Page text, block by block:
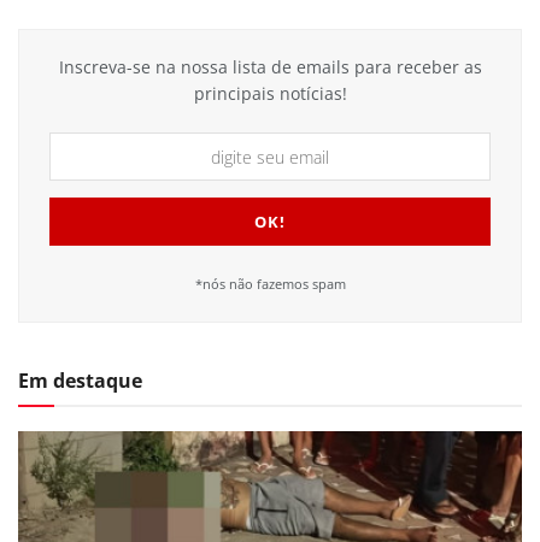
Inscreva-se na nossa lista de emails para receber as
principais notícias!
*nós não fazemos spam
Em destaque